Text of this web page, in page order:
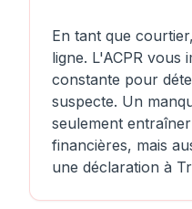
En tant que
ligne. L'ACPR vous
constante pour
suspecte. Un
seulement
financières, mais
une déclaration à